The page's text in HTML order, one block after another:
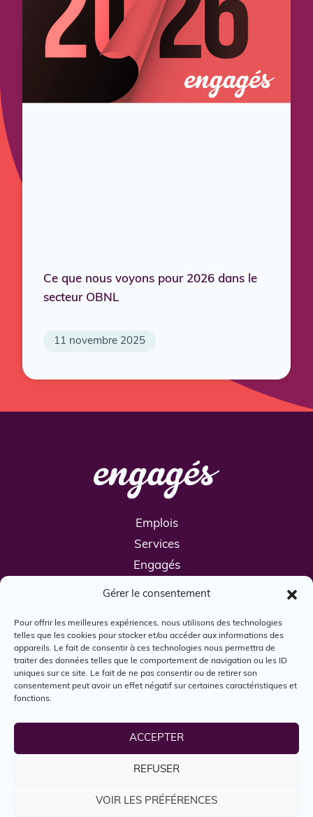
Gérer le consentement
Pour offrir les meilleures expériences, nous utilisons des technologies
telles que les cookies pour stocker et/ou accéder aux informations des
appareils. Le fait de consentir à ces technologies nous permettra de
traiter des données telles que le comportement de navigation ou les ID
uniques sur ce site. Le fait de ne pas consentir ou de retirer son
consentement peut avoir un effet négatif sur certaines caractéristiques et
fonctions.
ACCEPTER
REFUSER
VOIR LES PRÉFÉRENCES
Ce que nous voyons pour 2026 dans le
secteur OBNL
11 novembre 2025
Emplois
Services
Engagés
Boîte à outils